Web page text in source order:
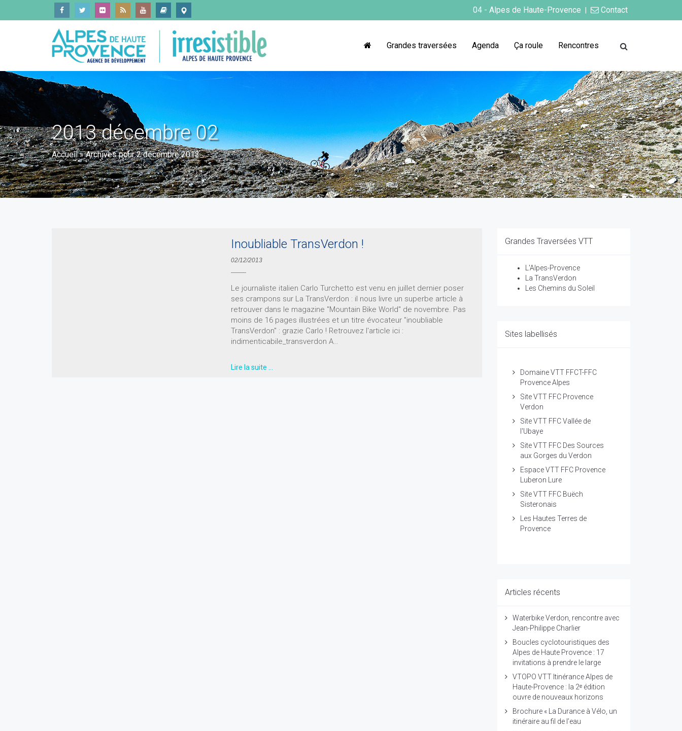
04 - Alpes de Haute-Provence Contact
Grandes traversées Agenda Ça roule Rencontres
2013 décembre 02
Accueil»Archives pour 2 décembre 2013
Inoubliable TransVerdon !
02/12/2013
Le journaliste italien Carlo Turchetto est venu en juillet dernier poser
ses crampons sur La TransVerdon : il nous livre un superbe article à
retrouver dans le magazine "Mountain Bike World" de novembre. Pas
moins de 16 pages illustrées et un titre évocateur "inoubliable
TransVerdon" : grazie Carlo ! Retrouvez l'article ici :
indimenticabile_transverdon A…
Lire la suite …
Grandes Traversées VTT
L'Alpes-Provence
La TransVerdon
Les Chemins du Soleil
Sites labellisés
Domaine VTT FFCT-FFC
Provence Alpes
Site VTT FFC Provence
Verdon
Site VTT FFC Vallée de
l'Ubaye
Site VTT FFC Des Sources
aux Gorges du Verdon
Espace VTT FFC Provence
Luberon Lure
Site VTT FFC Buëch
Sisteronais
Les Hautes Terres de
Provence
Articles récents
Waterbike Verdon, rencontre avec
Jean-Philippe Charlier
Boucles cyclotouristiques des
Alpes de Haute Provence : 17
invitations à prendre le large
VTOPO VTT Itinérance Alpes de
Haute-Provence : la 2ᵉ édition
ouvre de nouveaux horizons
Brochure « La Durance à Vélo, un
itinéraire au fil de l’eau